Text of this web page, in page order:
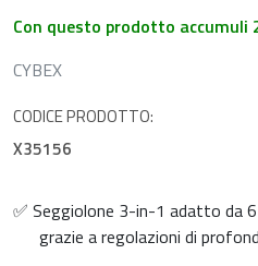
Con questo prodotto accumuli
CYBEX
CODICE PRODOTTO:
X35156
✅ Seggiolone 3-in-1 adatto da
grazie a regolazioni di